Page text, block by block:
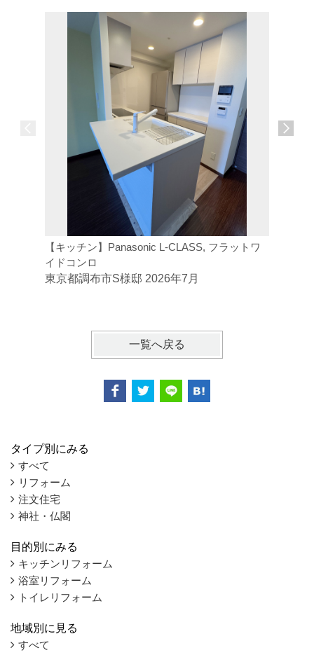
【キッチン】Panasonic L-CLASS, フラットワ
イドコンロ
東京都調布市S様邸 2026年7月
一覧へ戻る
タイプ別にみる
すべて
リフォーム
注文住宅
神社・仏閣
目的別にみる
キッチンリフォーム
浴室リフォーム
トイレリフォーム
地域別に見る
すべて